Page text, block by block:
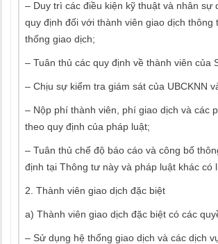
– Duy trì các điều kiện kỹ thuật và nhân sự
quy định đối với thành viên giao dịch thông
thống giao dịch;
– Tuân thủ các quy định về thành viên của
– Chịu sự kiểm tra giám sát của UBCKNN
– Nộp phí thành viên, phí giao dịch và các
theo quy định của pháp luật;
– Tuân thủ chế độ báo cáo và công bố
định tại Thông tư này và pháp luật khác có
2. Thành viên giao dịch đặc biệt
a) Thành viên giao dịch đặc biệt có các
– Sử dụng hệ thống giao dịch và các dịch